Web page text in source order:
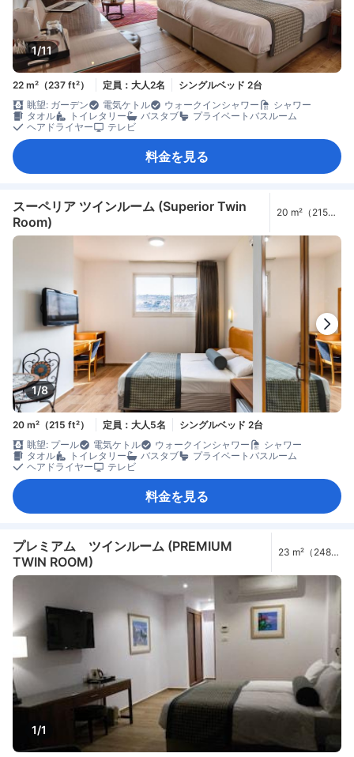
1/11
22 m²（237 ft²） 定員：大人2名
シングルベッド 2台
眺望: ガーデン
電気ケトル ウォークインシャワー
シャワー
タオル
トイレタリー バスタブ
プライベートバスルーム
ヘアドライヤー
テレビ
料金を見る
スーペリア ツインルーム (Superior Twin
Room)
20 m²（215
1/8
20 m²（215 ft²） 定員：大人5名
シングルベッド 2台
眺望: プール
電気ケトル ウォークインシャワー
シャワー
タオル
トイレタリー バスタブ
プライベートバスルーム
ヘアドライヤー
テレビ
料金を見る
プレミアム ツインルーム (PREMIUM
TWIN ROOM)
23 m²（248
1/1